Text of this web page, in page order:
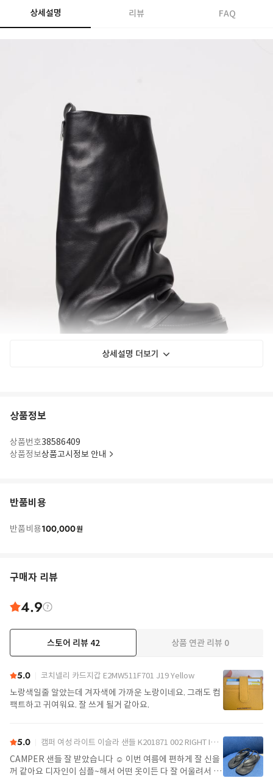
상세설명 리뷰 FAQ
상세설명 더보기
상품정보
상품번호38586409
상품정보상품고시정보 안내
반품비용
반품비용100,000원
구매자 리뷰
4.9
스토어 리뷰 42 상품 연관 리뷰 0
5.0 코치넬리 카드지갑 E2MW511F701 J19 Yellow
노랑색일줄 알았는데 겨자색에 가까운 노랑이네요. 그래도 컴
팩트하고 귀여워요. 잘 쓰게 될거 같아요.
5.0 캠퍼 여성 라이트 이슬라 샌들 K201871 002 RIGHT ISLA 0 Black
CAMPER 샌들 잘 받았습니다 ☺️ 이번 여름에 편하게 잘 신을
꺼 같아요 디자인이 심플~해서 어떤 옷이든 다 잘 어울려서 좋